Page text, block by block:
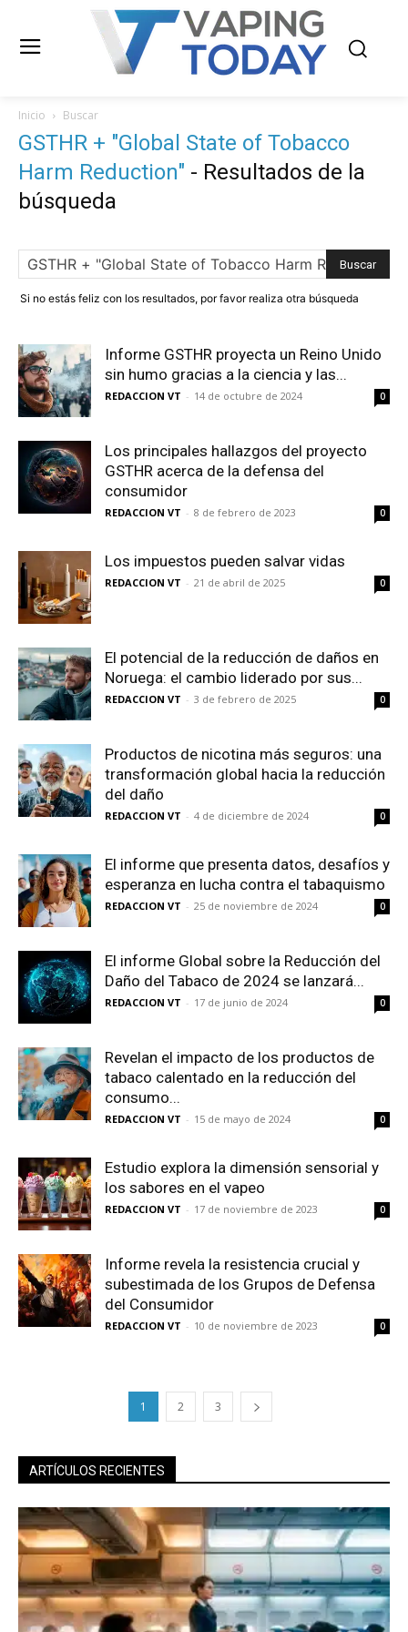
Inicio Buscar
GSTHR + "Global State of Tobacco
Harm Reduction" - Resultados de la
búsqueda
Si no estás feliz con los resultados, por favor realiza otra búsqueda
Informe GSTHR proyecta un Reino Unido
sin humo gracias a la ciencia y las...
REDACCION VT - 14 de octubre de 2024 0
Los principales hallazgos del proyecto
GSTHR acerca de la defensa del
consumidor
REDACCION VT - 8 de febrero de 2023 0
Los impuestos pueden salvar vidas
REDACCION VT - 21 de abril de 2025 0
El potencial de la reducción de daños en
Noruega: el cambio liderado por sus...
REDACCION VT - 3 de febrero de 2025 0
Productos de nicotina más seguros: una
transformación global hacia la reducción
del daño
REDACCION VT - 4 de diciembre de 2024 0
El informe que presenta datos, desafíos y
esperanza en lucha contra el tabaquismo
REDACCION VT - 25 de noviembre de 2024 0
El informe Global sobre la Reducción del
Daño del Tabaco de 2024 se lanzará...
REDACCION VT - 17 de junio de 2024 0
Revelan el impacto de los productos de
tabaco calentado en la reducción del
consumo...
REDACCION VT - 15 de mayo de 2024 0
Estudio explora la dimensión sensorial y
los sabores en el vapeo
REDACCION VT - 17 de noviembre de 2023 0
Informe revela la resistencia crucial y
subestimada de los Grupos de Defensa
del Consumidor
REDACCION VT - 10 de noviembre de 2023 0
1 2 3
ARTÍCULOS RECIENTES